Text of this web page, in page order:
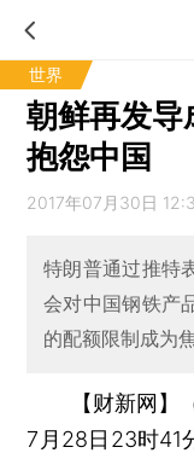
世界
朝鲜再发
抱怨中国
2017年07月30日
特朗普通过推特
会对中国钢铁产
的配额限制成为
【财新网】
7月28日23时41